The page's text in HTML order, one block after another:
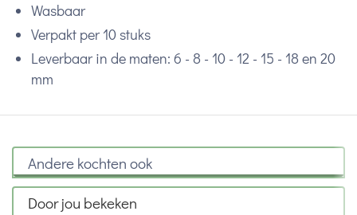
Wasbaar
Verpakt per 10 stuks
Leverbaar in de maten: 6 - 8 - 10 - 12 - 15 - 18 en 20
mm
Andere kochten ook
Door jou bekeken